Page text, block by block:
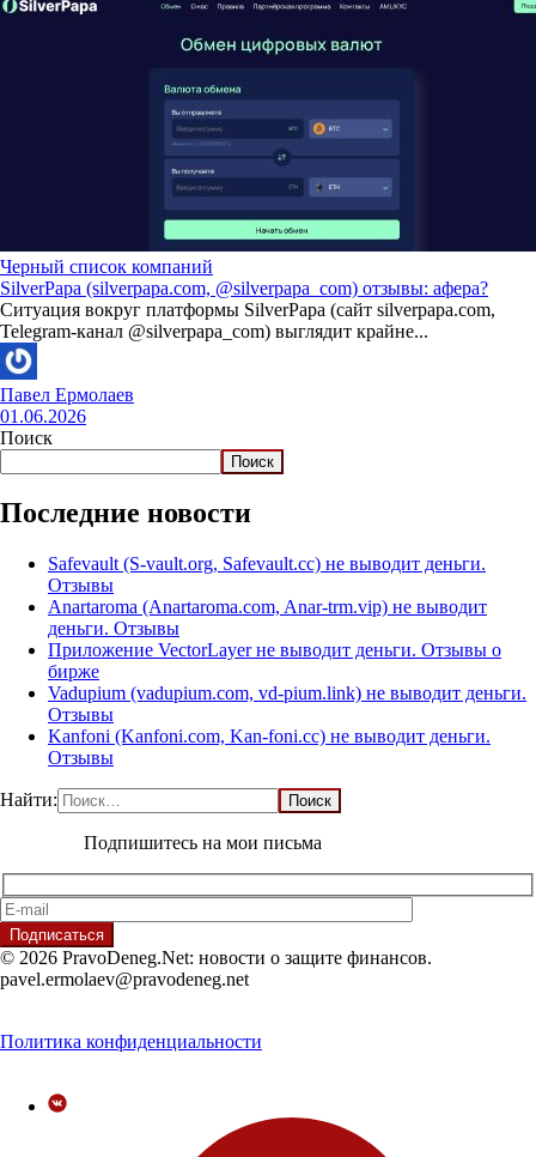
Черный список компаний
SilverPapa (silverpapa.com, @silverpapa_com) отзывы: афера?
Ситуация вокруг платформы SilverPapa (сайт silverpapa.com,
Telegram-канал @silverpapa_com) выглядит крайне...
Павел Ермолаев
01.06.2026
Поиск
Поиск
Последние новости
Safevault (S-vault.org, Safevault.cc) не выводит деньги.
Отзывы
Anartaroma (Anartaroma.com, Anar-trm.vip) не выводит
деньги. Отзывы
Приложение VectorLayer не выводит деньги. Отзывы о
бирже
Vadupium (vadupium.com, vd-pium.link) не выводит деньги.
Отзывы
Kanfoni (Kanfoni.com, Kan-foni.cc) не выводит деньги.
Отзывы
Найти:
Подпишитесь на мои письма
© 2026 PravoDeneg.Net: новости о защите финансов.
pavel.ermolaev@pravodeneg.net
Политика конфиденциальности